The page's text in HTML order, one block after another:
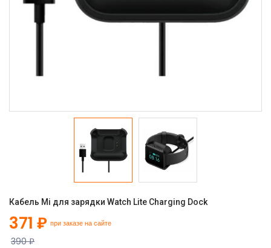
Кабель Mi для зарядки Watch Lite Charging Dock
371 ₽ при заказе на сайте
390 ₽